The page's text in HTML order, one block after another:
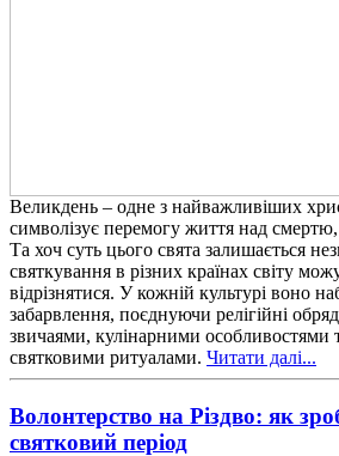
Великдень – одне з найважливіших
символізує перемогу життя над
Та хоч суть цього свята залишається
святкування в різних країнах світу
відрізнятися. У кожній культурі воно
забарвлення, поєднуючи релігійні
звичаями, кулінарними особливостями
святковими ритуалами. Читати далі...
Волонтерство на Різдво: як
святковий період